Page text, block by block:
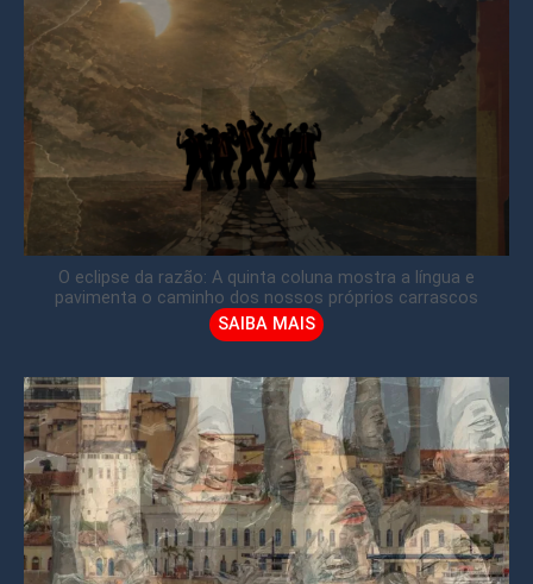
O eclipse da razão: A quinta coluna mostra a língua e
pavimenta o caminho dos nossos próprios carrascos
SAIBA MAIS